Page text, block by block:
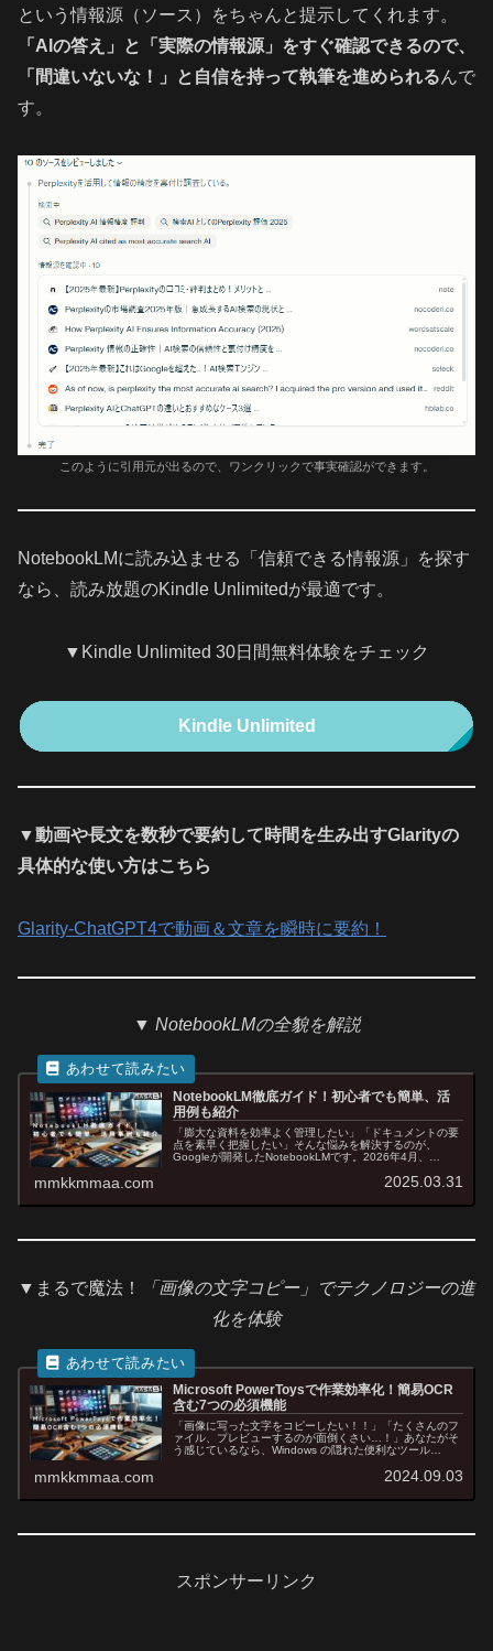
という情報源（ソース）をちゃんと提示してくれます。
「AIの答え」と「実際の情報源」をすぐ確認できるので、
「間違いないな！」と自信を持って執筆を進められるんで
す。
このように引用元が出るので、ワンクリックで事実確認ができます。
NotebookLMに読み込ませる「信頼できる情報源」を探す
なら、読み放題のKindle Unlimitedが最適です。
▼Kindle Unlimited 30日間無料体験をチェック
Kindle Unlimited
▼動画や長文を数秒で要約して時間を生み出すGlarityの
具体的な使い方はこちら
Glarity-ChatGPT4で動画＆文章を瞬時に要約！
▼ NotebookLMの全貌を解説
NotebookLM徹底ガイド！初心者でも簡単、活
用例も紹介
「膨大な資料を効率よく管理したい」「ドキュメントの要
点を素早く把握したい」そんな悩みを解決するのが、
Googleが開発したNotebookLMです。2026年4月、
mmkkmmaa.com 2025.03.31
▼まるで魔法！
「画像の文字コピー」でテクノロジーの進
化を体験
Microsoft PowerToysで作業効率化！簡易OCR
含む7つの必須機能
「画像に写った文字をコピーしたい！！」「たくさんのフ
ァイル、プレビューするのが面倒くさい…！」あなたがそ
う感じているなら、Windows の隠れた便利なツール
mmkkmmaa.com 2024.09.03
スポンサーリンク